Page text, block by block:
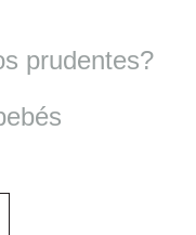
prudentes?